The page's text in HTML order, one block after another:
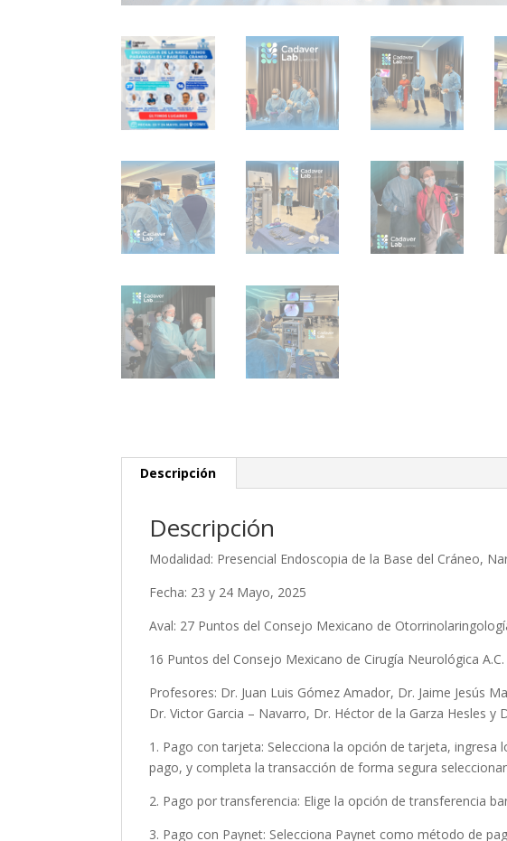
Descripción
Descripción
Modalidad: Presencial Endoscopia de la Base del Cráneo,
Fecha: 23 y 24 Mayo, 2025
Aval: 27 Puntos del Consejo Mexicano de
16 Puntos del Consejo Mexicano de Cirugía Neurológica A.C.
Profesores: Dr. Juan Luis Gómez Amador, Dr. Jaime Jesús
Dr. Victor Garcia – Navarro, Dr. Héctor de la Garza Hesles y
1. Pago con tarjeta: Selecciona la opción de tarjeta,
pago, y completa la transacción de forma segura
2. Pago por transferencia: Elige la opción de transferencia
3. Pago con Paynet: Selecciona Paynet como método de